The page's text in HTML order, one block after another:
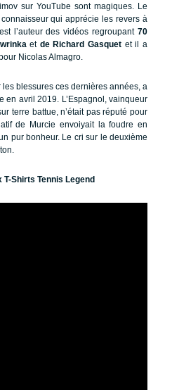
sur YouTube sont magiques. Le
qui apprécie les revers à
l’auteur des vidéos regroupant 70
et de Richard Gasquet et il a
Nicolas Almagro.
les blessures ces dernières années, a
en avril 2019. L’Espagnol, vainqueur
terre battue, n’était pas réputé pour
de Murcie envoiyait la foudre en
pur bonheur. Le cri sur le deuxième
Shirts Tennis Legend